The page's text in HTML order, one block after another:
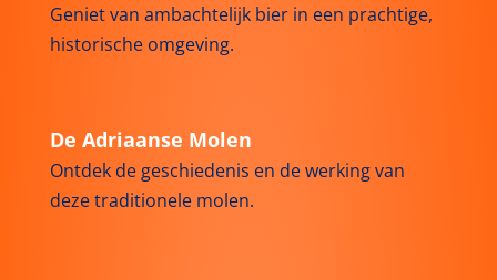
Geniet van ambachtelijk bier in een prachtige,
historische omgeving.
De Adriaanse Molen
Ontdek de geschiedenis en de werking van
deze traditionele molen.